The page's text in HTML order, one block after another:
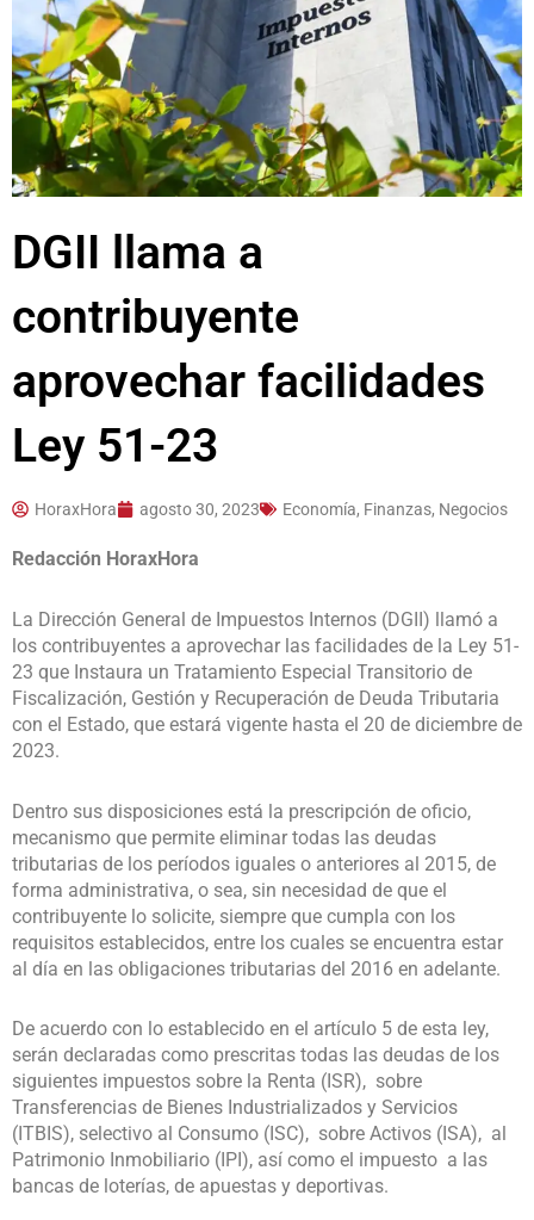
DGII llama a
contribuyente
aprovechar facilidades
Ley 51-23
HoraxHora agosto 30, 2023 Economía, Finanzas, Negocios
Redacción HoraxHora
La Dirección General de Impuestos Internos (DGII) llamó a
los contribuyentes a aprovechar las facilidades de la Ley 51-
23 que Instaura un Tratamiento Especial Transitorio de
Fiscalización, Gestión y Recuperación de Deuda Tributaria
con el Estado, que estará vigente hasta el 20 de diciembre de
2023.
Dentro sus disposiciones está la prescripción de oficio,
mecanismo que permite eliminar todas las deudas
tributarias de los períodos iguales o anteriores al 2015, de
forma administrativa, o sea, sin necesidad de que el
contribuyente lo solicite, siempre que cumpla con los
requisitos establecidos, entre los cuales se encuentra estar
al día en las obligaciones tributarias del 2016 en adelante.
De acuerdo con lo establecido en el artículo 5 de esta ley,
serán declaradas como prescritas todas las deudas de los
siguientes impuestos sobre la Renta (ISR), sobre
Transferencias de Bienes Industrializados y Servicios
(ITBIS), selectivo al Consumo (ISC), sobre Activos (ISA), al
Patrimonio Inmobiliario (IPI), así como el impuesto a las
bancas de loterías, de apuestas y deportivas.